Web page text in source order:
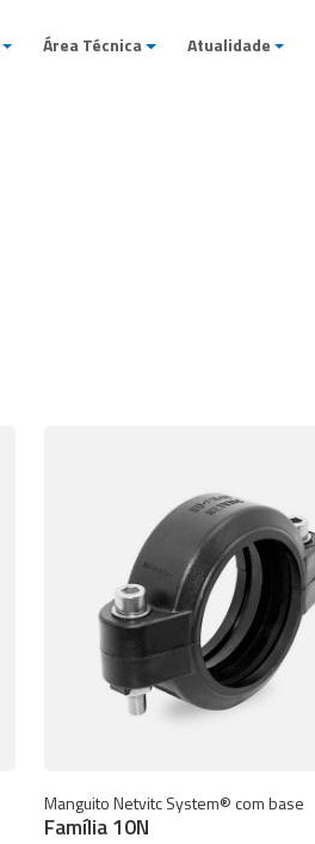
Área Técnica Atualidade
Manguito Netvitc System® com base
Família 10N